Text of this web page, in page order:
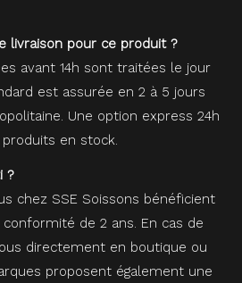
livraison pour ce produit ?
avant 14h sont traitées le jour
est assurée en 2 à 5 jours
Une option express 24h
en stock.
?
chez SSE Soissons bénéficient
de 2 ans. En cas de
directement en boutique ou
proposent également une